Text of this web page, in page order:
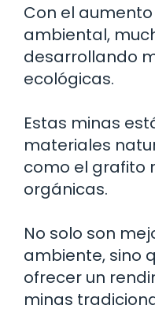
Con el
ambiental,
desarrollando
ecológicas.
Estas minas
materiales
como el grafito
orgánicas.
No solo son
ambiente, sino
ofrecer un
minas